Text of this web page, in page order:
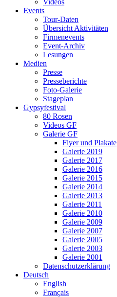
Videos
Events
Tour-Daten
Übersicht Aktivitäten
Firmenevents
Event-Archiv
Lesungen
Medien
Presse
Presseberichte
Foto-Galerie
Stageplan
Gypsyfestival
80 Rosen
Videos GF
Galerie GF
Flyer und Plakate
Galerie 2019
Galerie 2017
Galerie 2016
Galerie 2015
Galerie 2014
Galerie 2013
Galerie 2011
Galerie 2010
Galerie 2009
Galerie 2007
Galerie 2005
Galerie 2003
Galerie 2001
Datenschutzerklärung
Deutsch
English
Français